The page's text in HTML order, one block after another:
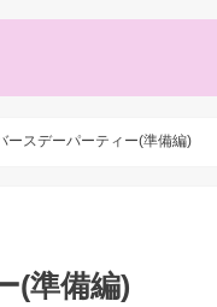
ースデーパーティー(準備編)
(準備編)